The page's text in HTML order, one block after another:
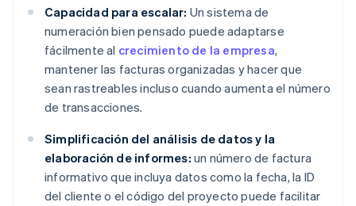
Capacidad para escalar: Un sistema de
numeración bien pensado puede adaptarse
fácilmente al crecimiento de la empresa,
mantener las facturas organizadas y hacer que
sean rastreables incluso cuando aumenta el número
de transacciones.
Simplificación del análisis de datos y la
elaboración de informes: un número de factura
informativo que incluya datos como la fecha, la ID
del cliente o el código del proyecto puede facilitar